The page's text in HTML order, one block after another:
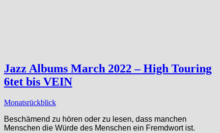
Jazz Albums March 2022 – High Touring
6tet bis VEIN
Monatsrückblick
Beschämend zu hören oder zu lesen, dass manchen
Menschen die Würde des Menschen ein Fremdwort ist.